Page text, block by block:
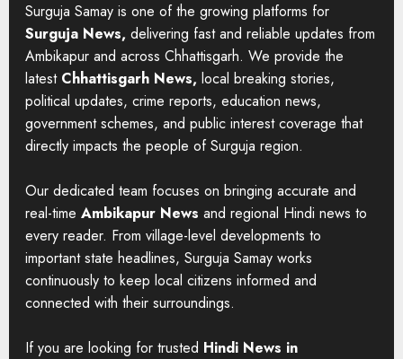
Surguja Samay is one of the growing platforms for
Surguja News, delivering fast and reliable updates from
Ambikapur and across Chhattisgarh. We provide the
latest Chhattisgarh News, local breaking stories,
political updates, crime reports, education news,
government schemes, and public interest coverage that
directly impacts the people of Surguja region.
Our dedicated team focuses on bringing accurate and
real-time Ambikapur News and regional Hindi news to
every reader. From village-level developments to
important state headlines, Surguja Samay works
continuously to keep local citizens informed and
connected with their surroundings.
If you are looking for trusted Hindi News in